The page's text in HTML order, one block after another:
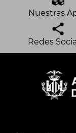
Nuestras
Redes